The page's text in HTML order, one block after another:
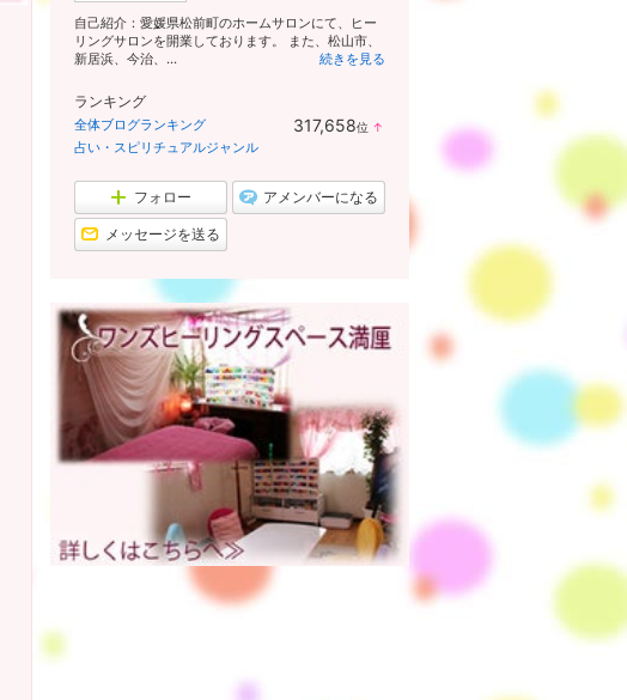
自己紹介：愛媛県松前町のホームサロンにて、ヒー
リングサロンを開業しております。 また、松山市、
新居浜、今治、...
続きを見る
ランキング
全体ブログランキング 317,658位 ↑
占い・スピリチュアルジャンル
フォロー アメンバーになる
メッセージを送る